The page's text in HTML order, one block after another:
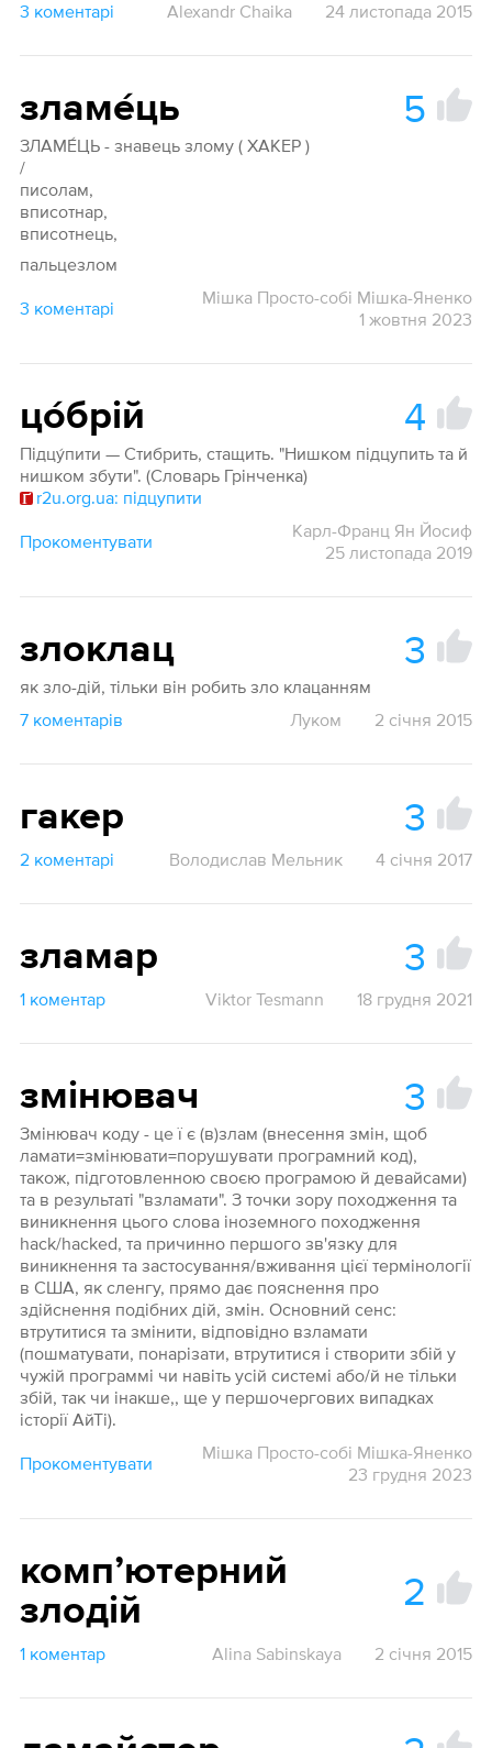
3 коментарі
Alexandr Chaika 24 листопада 2015
зламе́ць 5
ЗЛАМЕ́ЦЬ - знавець злому ( ХАКЕР )
/
писолам,
вписотнар,
вписотнець,
пальцезлом
3 коментарі
Мішка Просто-собі Мішка-Яненко
1 жовтня 2023
цо́брій 4
Підцу́пити — Стибрить, стащить. "Нишком підцупить та й
нишком збути". (Словарь Грінченка)
r2u.org.ua: підцупити
Прокоментувати
Карл-Франц Ян Йосиф
25 листопада 2019
злоклац 3
як зло-дій, тільки він робить зло клацанням
7 коментарів
Луком 2 січня 2015
гакер 3
2 коментарі Володислав Мельник 4 січня 2017
зламар 3
1 коментар Viktor Tesmann 18 грудня 2021
змінювач 3
Змінювач коду - це ї є (в)злам (внесення змін, щоб
ламати=змінювати=порушувати програмний код),
також, підготовленною своєю програмою й девайсами)
та в результаті "взламати". З точки зору походження та
виникнення цього слова іноземного походження
hack/hacked, та причинно першого зв'язку для
виникнення та застосування/вживання цієї термінології
в США, як сленгу, прямо дає пояснення про
здійснення подібних дій, змін. Основний сенс:
втрутитися та змінити, відповідно взламати
(пошматувати, понарізати, втрутитися і створити збій у
чужій программі чи навіть усій системі або/й не тільки
збій, так чи інакше,, ще у першочергових випадках
історії АйТі).
Прокоментувати
Мішка Просто-собі Мішка-Яненко
23 грудня 2023
компʼютерний
злодій
2
1 коментар Alina Sabinskaya 2 січня 2015